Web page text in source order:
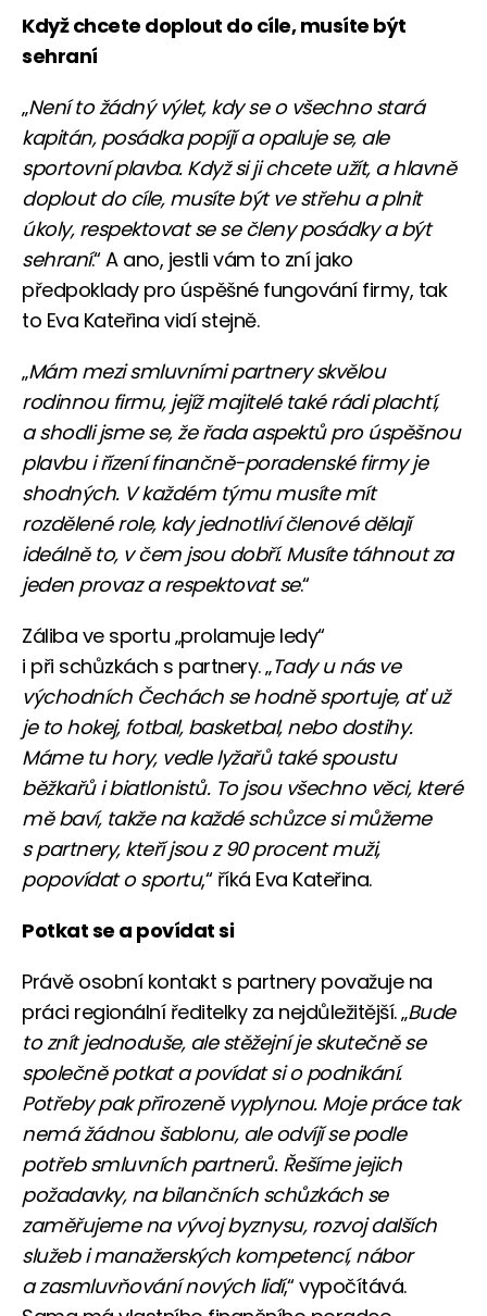
Když chcete doplout do cíle, musíte být
sehraní
„Není to žádný výlet, kdy se o všechno stará
kapitán, posádka popíjí a opaluje se, ale
sportovní plavba. Když si ji chcete užít, a hlavně
doplout do cíle, musíte být ve střehu a plnit
úkoly, respektovat se se členy posádky a být
sehraní.“ A ano, jestli vám to zní jako
předpoklady pro úspěšné fungování firmy, tak
to Eva Kateřina vidí stejně.
„Mám mezi smluvními partnery skvělou
rodinnou firmu, jejíž majitelé také rádi plachtí,
a shodli jsme se, že řada aspektů pro úspěšnou
plavbu i řízení finančně-poradenské firmy je
shodných. V každém týmu musíte mít
rozdělené role, kdy jednotliví členové dělají
ideálně to, v čem jsou dobří. Musíte táhnout za
jeden provaz a respektovat se.“
Záliba ve sportu „prolamuje ledy“
i při schůzkách s partnery. „Tady u nás ve
východních Čechách se hodně sportuje, ať už
je to hokej, fotbal, basketbal, nebo dostihy.
Máme tu hory, vedle lyžařů také spoustu
běžkařů i biatlonistů. To jsou všechno věci, které
mě baví, takže na každé schůzce si můžeme
s partnery, kteří jsou z 90 procent muži,
popovídat o sportu,“ říká Eva Kateřina.
Potkat se a povídat si
Právě osobní kontakt s partnery považuje na
práci regionální ředitelky za nejdůležitější. „Bude
to znít jednoduše, ale stěžejní je skutečně se
společně potkat a povídat si o podnikání.
Potřeby pak přirozeně vyplynou. Moje práce tak
nemá žádnou šablonu, ale odvíjí se podle
potřeb smluvních partnerů. Řešíme jejich
požadavky, na bilančních schůzkách se
zaměřujeme na vývoj byznysu, rozvoj dalších
služeb i manažerských kompetencí, nábor
a zasmluvňování nových lidí,“ vypočítává.